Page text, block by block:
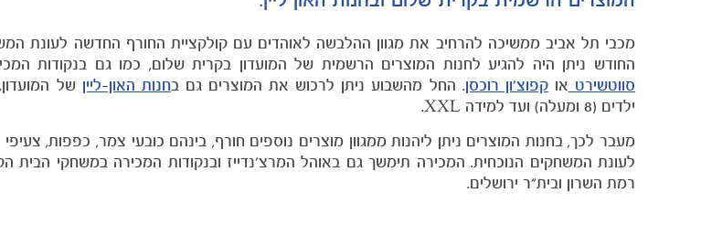
החודש ניתן היה להגיע לחנות המוצרים הרשמית של המועדון בקרית שלום, כמו גם בנקודות
סווטשירט אוקפוצ'ון רוכסן. החל מהשבוע ניתן לרכוש את המוצרים גם בחנות האון-ליין של
ילדים (8 ומעלה) ועד למידה
XXL
.
מעבר לכך, בחנות המוצרים ניתן ליהנות ממגוון מוצרים נוספים חורף, בינהם כובעי צמר, כפפות,
לעונת המשחקים הנוכחית. המכירה תימשך גם באוהל המרצ'נדייז ובנקודות המכירה במשחקי הבית
רמת השרון ובית"ר ירושלים.